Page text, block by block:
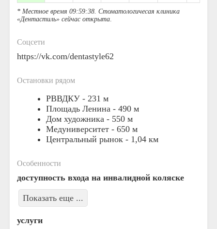
* Местное время 09:59:38. Стоматологичесая клиника
«Дентастиль» сейчас открыта.
Соцсети
https://vk.com/dentastyle62
Остановки рядом
РВВДКУ - 231 м
Площадь Ленина - 490 м
Дом художника - 550 м
Медуниверситет - 650 м
Центральный рынок - 1,04 км
Особенности
доступность входа на инвалидной коляске
Показать еще ...
услуги